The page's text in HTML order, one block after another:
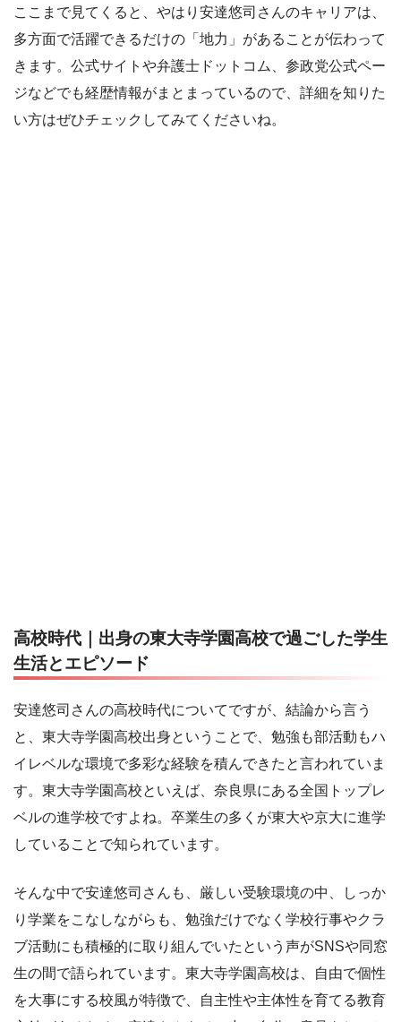
ここまで見てくると、やはり安達悠司さんのキャリアは、
多方面で活躍できるだけの「地力」があることが伝わって
きます。公式サイトや弁護士ドットコム、参政党公式ペー
ジなどでも経歴情報がまとまっているので、詳細を知りた
い方はぜひチェックしてみてくださいね。
高校時代｜出身の東大寺学園高校で過ごした学生
生活とエピソード
安達悠司さんの高校時代についてですが、結論から言う
と、東大寺学園高校出身ということで、勉強も部活動もハ
イレベルな環境で多彩な経験を積んできたと言われていま
す。東大寺学園高校といえば、奈良県にある全国トップレ
ベルの進学校ですよね。卒業生の多くが東大や京大に進学
していることで知られています。
そんな中で安達悠司さんも、厳しい受験環境の中、しっか
り学業をこなしながらも、勉強だけでなく学校行事やクラ
ブ活動にも積極的に取り組んでいたという声がSNSや同窓
生の間で語られています。東大寺学園高校は、自由で個性
を大事にする校風が特徴で、自主性や主体性を育てる教育